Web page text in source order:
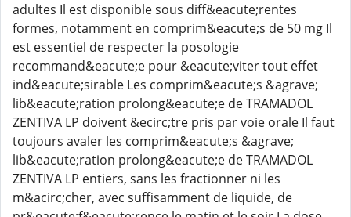
adultes Il est disponible sous diff&eacute;rentes
formes, notamment en comprim&eacute;s de 50 mg Il
est essentiel de respecter la posologie
recommand&eacute;e pour &eacute;viter tout effet
ind&eacute;sirable Les comprim&eacute;s &agrave;
lib&eacute;ration prolong&eacute;e de TRAMADOL
ZENTIVA LP doivent &ecirc;tre pris par voie orale Il faut
toujours avaler les comprim&eacute;s &agrave;
lib&eacute;ration prolong&eacute;e de TRAMADOL
ZENTIVA LP entiers, sans les fractionner ni les
m&acirc;cher, avec suffisamment de liquide, de